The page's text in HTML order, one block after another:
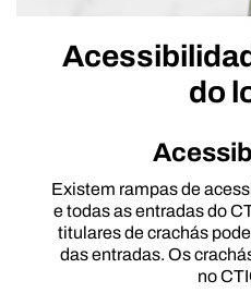
do
Existem rampas de
e todas as entradas do
titulares de crachás
das entradas. Os
no